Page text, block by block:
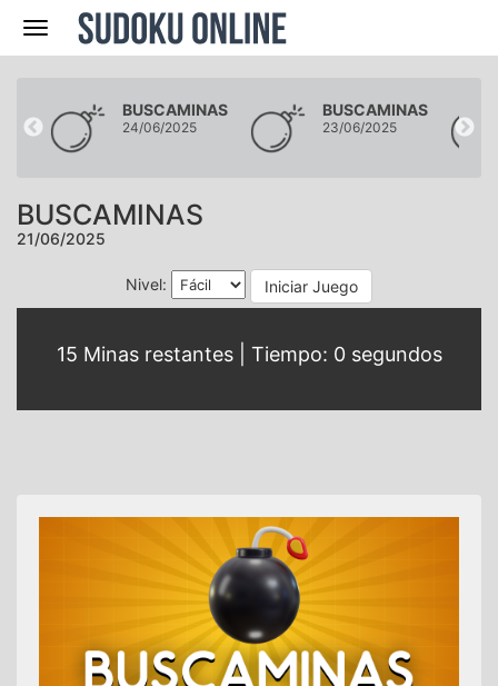
Navegación
BUSCAMINAS
24/06/2025
BUSCAMINAS
23/06/2025
BUSCAMINAS
21/06/2025
Nivel: Iniciar Juego
15 Minas restantes | Tiempo: 0segundos